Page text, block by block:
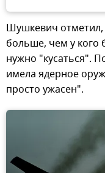
Шушкевич отметил,
больше, чем у кого
нужно "кусаться".
имела ядерное
просто ужасен".